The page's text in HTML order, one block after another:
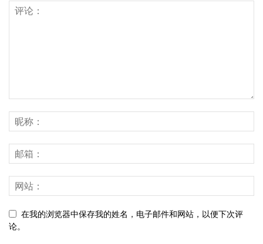
在我的浏览器中保存我的姓名，电子邮件和网站，以便下次评
论。